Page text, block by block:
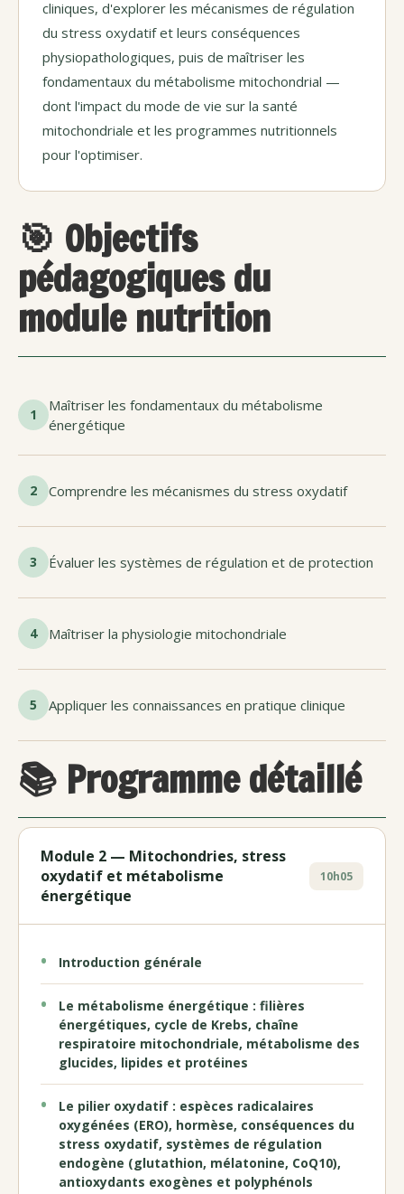
cliniques, d'explorer les mécanismes de régulation
du stress oxydatif et leurs conséquences
physiopathologiques, puis de maîtriser les
fondamentaux du métabolisme mitochondrial —
dont l'impact du mode de vie sur la santé
mitochondriale et les programmes nutritionnels
pour l'optimiser.
🎯 Objectifs
pédagogiques du
module nutrition
1
Maîtriser les fondamentaux du métabolisme
énergétique
2 Comprendre les mécanismes du stress oxydatif
3 Évaluer les systèmes de régulation et de protection
4 Maîtriser la physiologie mitochondriale
5 Appliquer les connaissances en pratique clinique
📚 Programme détaillé
Module 2 — Mitochondries, stress
oxydatif et métabolisme
énergétique
10h05
Introduction générale
Le métabolisme énergétique : filières
énergétiques, cycle de Krebs, chaîne
respiratoire mitochondriale, métabolisme des
glucides, lipides et protéines
Le pilier oxydatif : espèces radicalaires
oxygénées (ERO), hormèse, conséquences du
stress oxydatif, systèmes de régulation
endogène (glutathion, mélatonine, CoQ10),
antioxydants exogènes et polyphénols